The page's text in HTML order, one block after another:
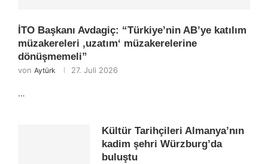
İTO Başkanı Avdagiç: “Türkiye’nin AB’ye katılım
müzakereleri ‚uzatım‘ müzakerelerine
dönüşmemeli”
von Aytürk 27. Juli 2026
…
Kültür Tarihçileri Almanya’nın
kadim şehri Würzburg’da
buluştu